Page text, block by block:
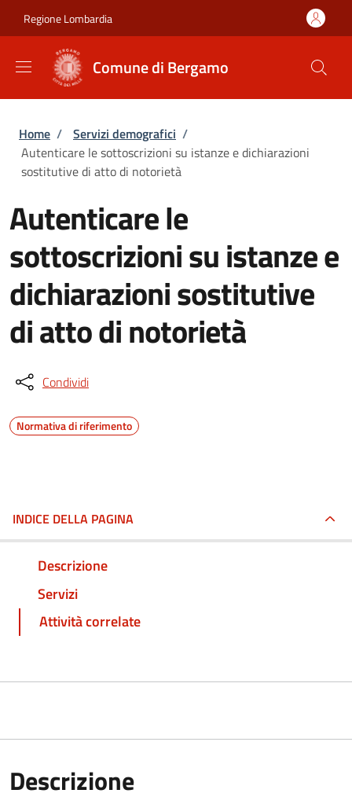
Regione Lombardia
Comune di Bergamo
Briciole di pane
Home / Servizi demografici /
Autenticare le sottoscrizioni su istanze e dichiarazioni
sostitutive di atto di notorietà
Autenticare le
sottoscrizioni su istanze e
dichiarazioni sostitutive
di atto di notorietà
Condividi
Normativa di riferimento
INDICE DELLA PAGINA
Descrizione
Servizi
Attività correlate
Descrizione